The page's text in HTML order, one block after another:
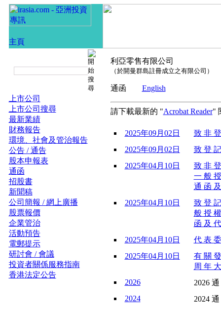
上市公司
上市公司搜尋
最新業績
財務報告
環境、社會及管治報告
公告 / 通告
股本申報表
通函
招股書
新聞稿
公司簡報 / 網上廣播
股票報價
企業管治
活動預告
電郵提示
研討會 / 會議
投資者關係服務指南
香港法定公告
利亞零售有限公司
（於開曼群島註冊成立之有限公司）
通函 English
請下載最新的 "Acrobat Reader"
2025年09月02日
致 非
2025年09月02日
致 登
2025年04月10日
致 非
一 般
通 函
2025年04月10日
致 登
般 授
函 及
2025年04月10日
代 表
2025年04月10日
有 關
周 年
2026
2026
2024
2024